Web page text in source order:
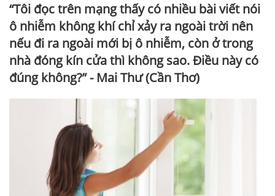
“Tôi đọc trên mạng thấy có nhiều bài viết nói
ô nhiễm không khí chỉ xảy ra ngoài trời nên
nếu đi ra ngoài mới bị ô nhiễm, còn ở trong
nhà đóng kín cửa thì không sao. Điều này có
đúng không?” - Mai Thư (Cần Thơ)